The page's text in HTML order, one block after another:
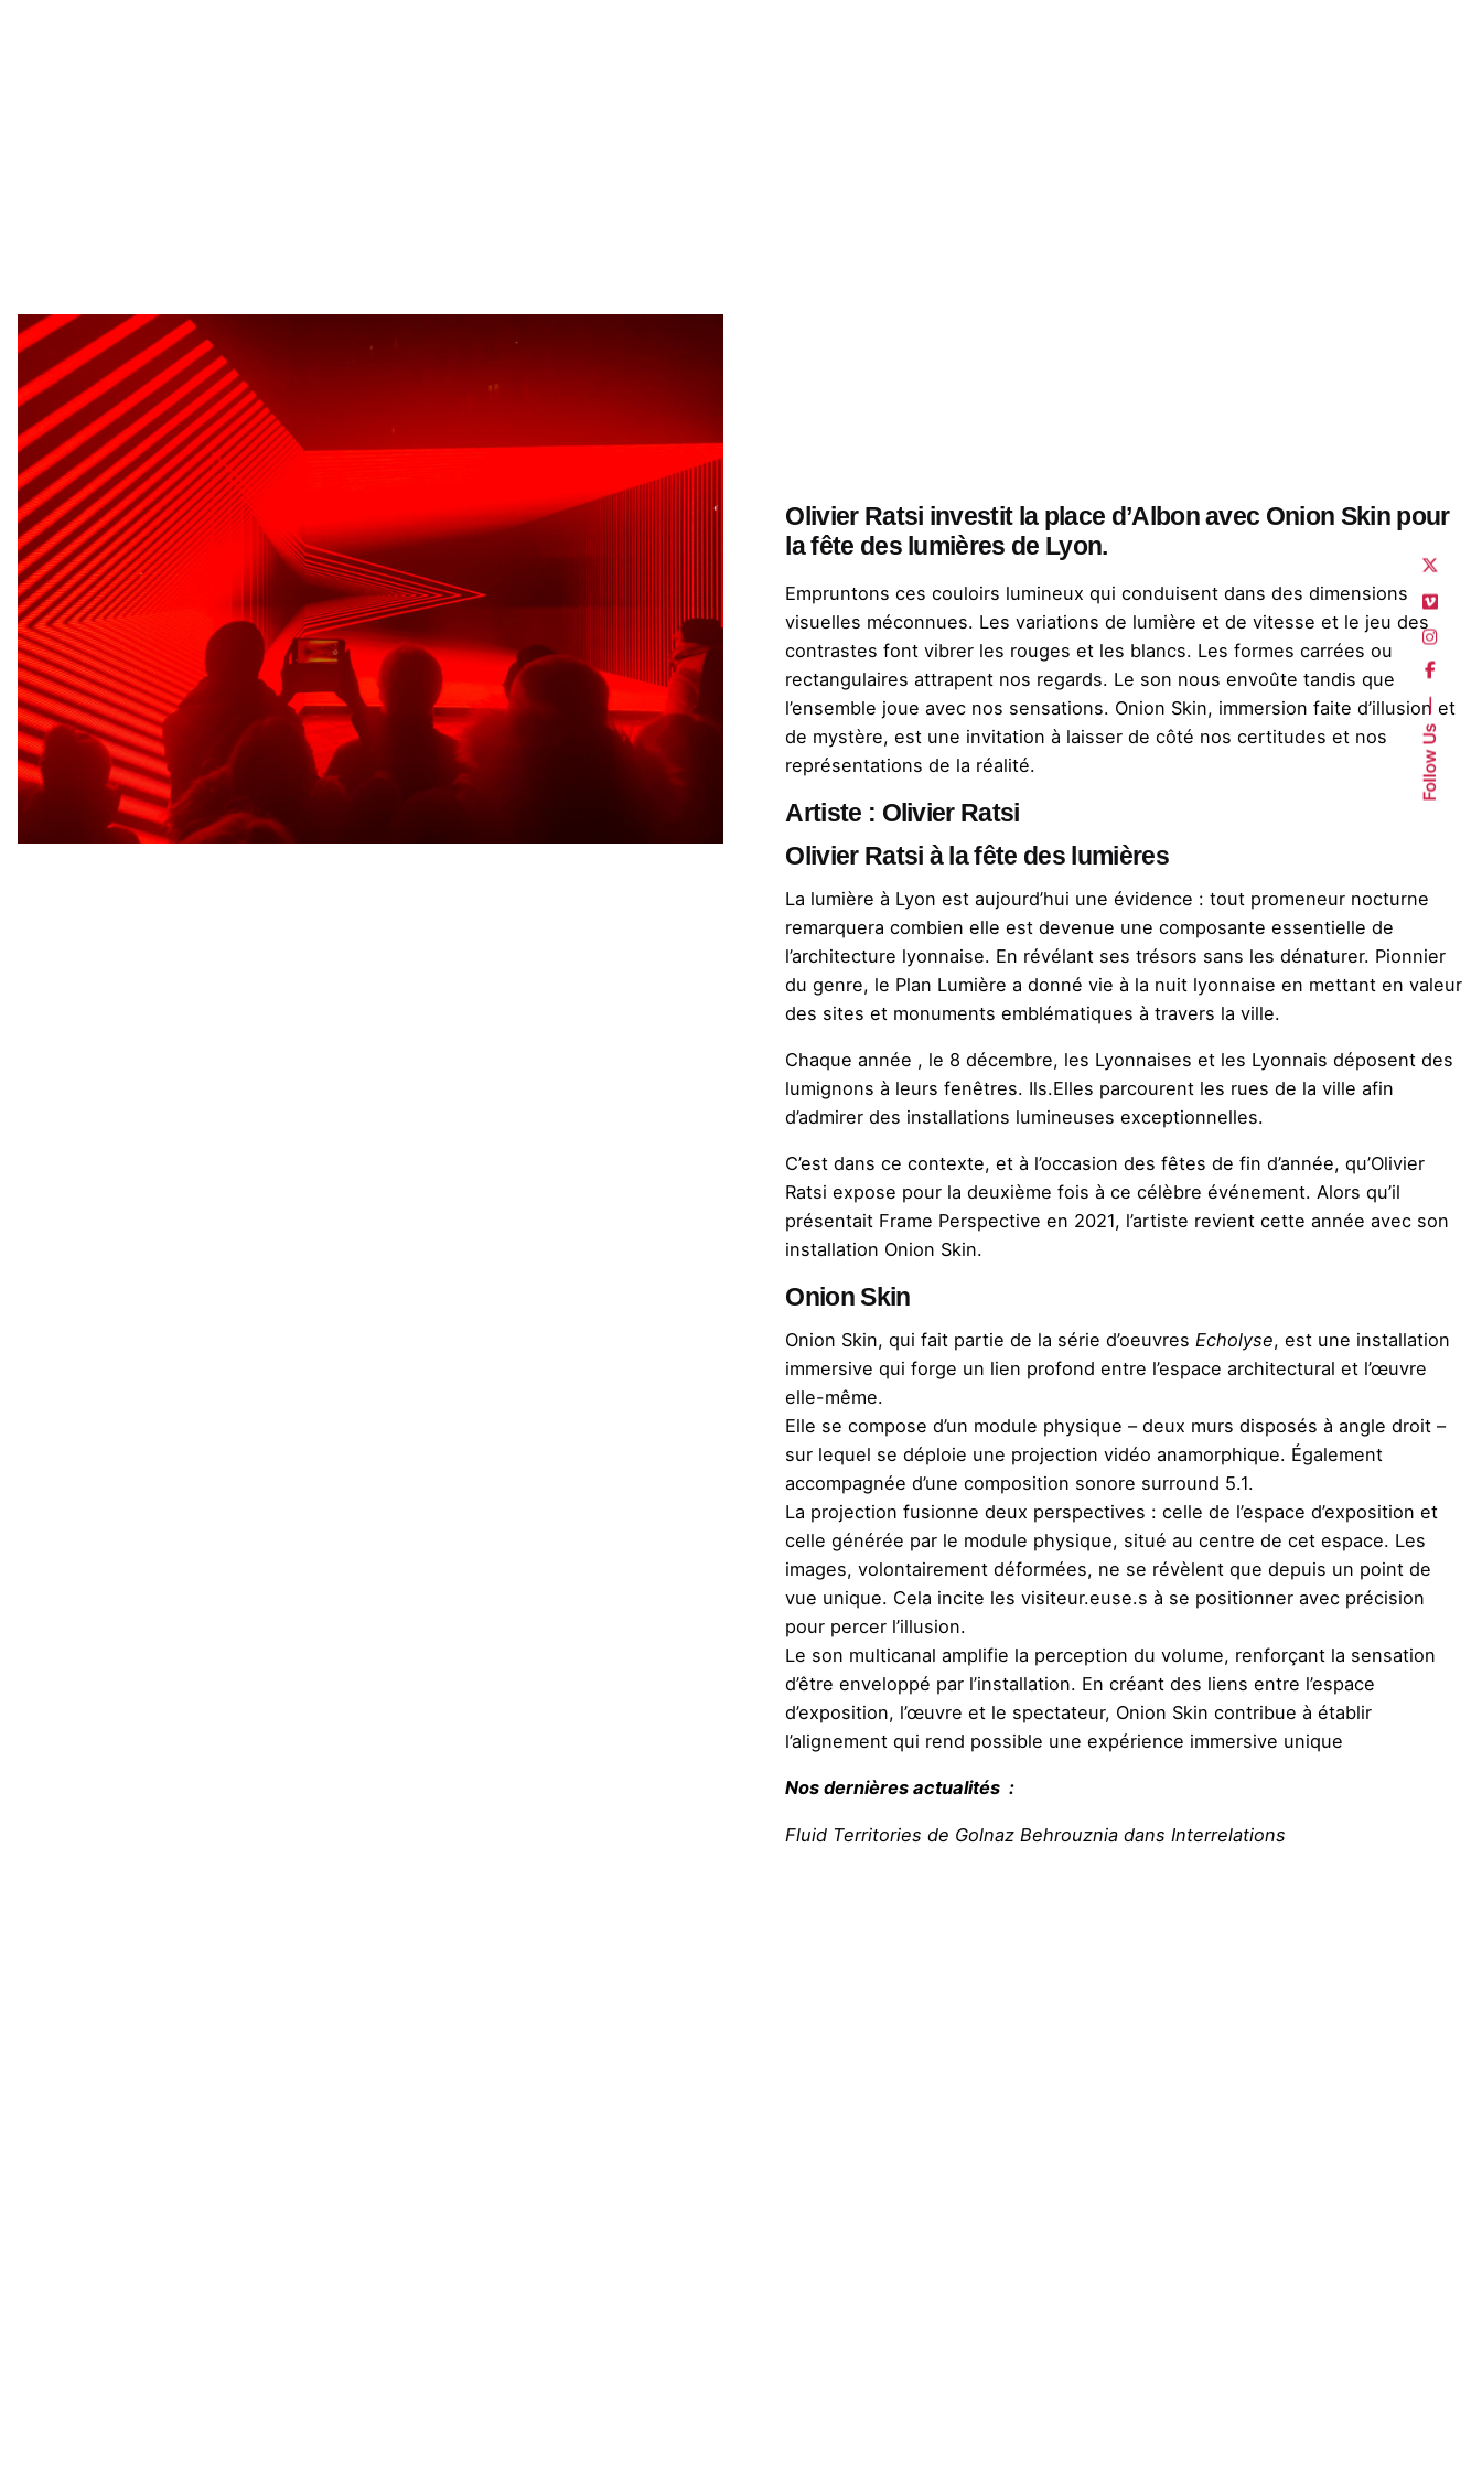
Follow Us
Olivier Ratsi investit la place d’Albon avec Onion Skin pour
lafête des lumières de Lyon.
Empruntons ces couloirs lumineux qui conduisent dans des dimensions
visuelles méconnues. Les variations de lumière et de vitesse et le jeu des
contrastes font vibrer les rouges et les blancs. Les formes carrées ou
rectangulaires attrapent nos regards. Le son nous envoûte tandis que
l’ensemble joue avec nos sensations. Onion Skin, immersion faite d’illusion et
de mystère, est une invitation à laisser de côté nos certitudes et nos
représentations de la réalité.
Artiste : Olivier Ratsi
Olivier Ratsi à la fête des lumières
La lumière à Lyon est aujourd’hui une évidence : tout promeneur nocturne
remarquera combien elle est devenue une composante essentielle de
l’architecture lyonnaise. En révélant ses trésors sans les dénaturer. Pionnier
du genre, le Plan Lumière a donné vie à la nuit lyonnaise en mettant en valeur
des sites et monuments emblématiques à travers la ville.
Chaque année , le 8 décembre, les Lyonnaises et les Lyonnais déposent des
lumignons à leurs fenêtres. Ils.Elles parcourent les rues de la ville afin
d’admirer des installations lumineuses exceptionnelles.
C’est dans ce contexte, et à l’occasion des fêtes de fin d’année, qu’Olivier
Ratsi expose pour la deuxième fois à ce célèbre événement. Alors qu’il
présentait Frame Perspective en 2021, l’artiste revient cette année avec son
installation Onion Skin.
Onion Skin
Onion Skin, qui fait partie de la série d’oeuvres Echolyse, est une installation
immersive qui forge un lien profond entre l’espace architectural et l’œuvre
elle-même.
Elle se compose d’un module physique – deux murs disposés à angle droit –
sur lequel se déploie une projection vidéo anamorphique. Également
accompagnée d’une composition sonore surround 5.1.
La projection fusionne deux perspectives : celle de l’espace d’exposition et
celle générée par le module physique, situé au centre de cet espace. Les
images, volontairement déformées, ne se révèlent que depuis un point de
vue unique. Cela incite les visiteur.euse.s à se positionner avec précision
pour percer l’illusion.
Le son multicanal amplifie la perception du volume, renforçant la sensation
d’être enveloppé par l’installation. En créant des liens entre l’espace
d’exposition, l’œuvre et le spectateur, Onion Skin contribue à établir
l’alignement qui rend possible une expérience immersive unique
Nos dernières actualités :
Fluid Territories de Golnaz Behrouznia dans Interrelations